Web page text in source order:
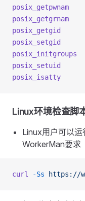
posix_getpwnam
posix_getgrnam
posix_getgid
posix_setgid
posix_initgroups
posix_setuid
posix_isatty
Linux环境检查脚
Linux用户可以
WorkerMan要求
curl -Ss https://